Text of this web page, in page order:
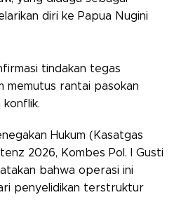
diri ke Papua Nugini
tindakan tegas
memutus rantai pasokan
konflik.
Hukum (Kasatgas
2026, Kombes Pol. I Gusti
bahwa operasi ini
penyelidikan terstruktur